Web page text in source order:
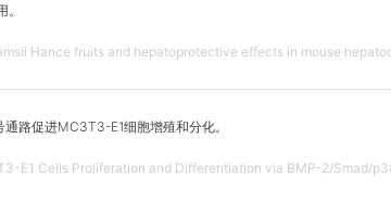
Hance fruits and hepatoprotective effects in mouse
路促进MC3T3-E1细胞增殖和分化。
E1 Cells Proliferation and Differentiation via BMP-2/Smad/